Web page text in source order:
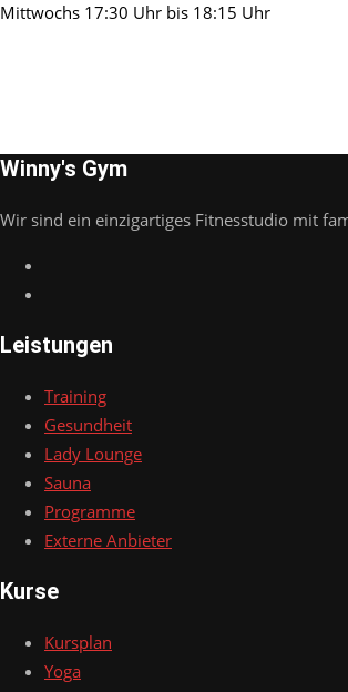
Mittwochs 17:30 Uhr bis 18:15 Uhr
Winny's Gym
Wir sind ein einzigartiges Fitnesstudio mit
Leistungen
Training
Gesundheit
Lady Lounge
Sauna
Programme
Externe Anbieter
Kurse
Kursplan
Yoga